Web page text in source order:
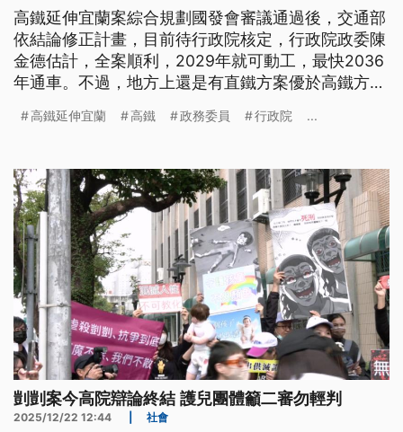
高鐵延伸宜蘭案綜合規劃國發會審議通過後，交通部
依結論修正計畫，目前待行政院核定，行政院政委陳
金德估計，全案順利，2029年就可動工，最快2036
年通車。不過，地方上還是有直鐵方案優於高鐵方案
案比較辯論會，促進社會對這項交通建設理性思辨。
高鐵延伸宜蘭 高鐵 政務委員 行政院 ...
剴剴案今高院辯論終結 護兒團體籲二審勿輕判
2025/12/22 12:44 社會